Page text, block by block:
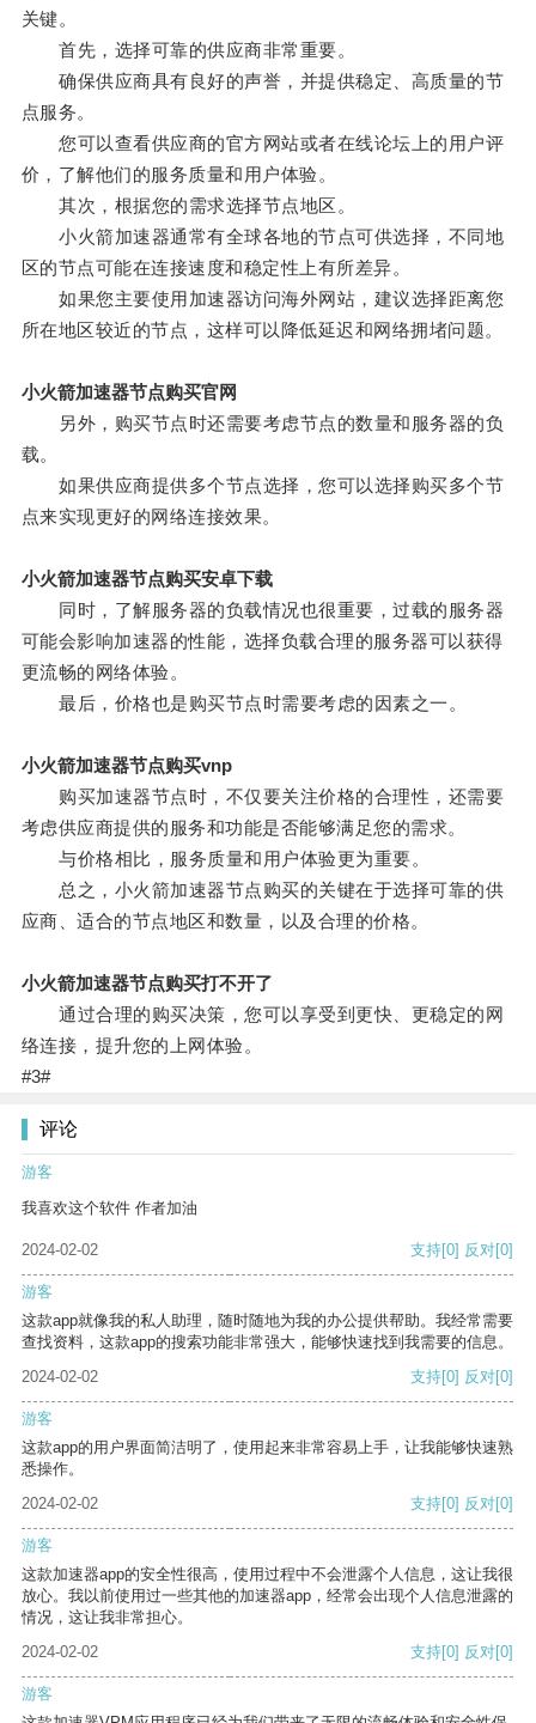
关键。
首先，选择可靠的供应商非常重要。
确保供应商具有良好的声誉，并提供稳定、高质量的节
点服务。
您可以查看供应商的官方网站或者在线论坛上的用户评
价，了解他们的服务质量和用户体验。
其次，根据您的需求选择节点地区。
小火箭加速器通常有全球各地的节点可供选择，不同地
区的节点可能在连接速度和稳定性上有所差异。
如果您主要使用加速器访问海外网站，建议选择距离您
所在地区较近的节点，这样可以降低延迟和网络拥堵问题。
小火箭加速器节点购买官网
另外，购买节点时还需要考虑节点的数量和服务器的负
载。
如果供应商提供多个节点选择，您可以选择购买多个节
点来实现更好的网络连接效果。
小火箭加速器节点购买安卓下载
同时，了解服务器的负载情况也很重要，过载的服务器
可能会影响加速器的性能，选择负载合理的服务器可以获得
更流畅的网络体验。
最后，价格也是购买节点时需要考虑的因素之一。
小火箭加速器节点购买vnp
购买加速器节点时，不仅要关注价格的合理性，还需要
考虑供应商提供的服务和功能是否能够满足您的需求。
与价格相比，服务质量和用户体验更为重要。
总之，小火箭加速器节点购买的关键在于选择可靠的供
应商、适合的节点地区和数量，以及合理的价格。
小火箭加速器节点购买打不开了
通过合理的购买决策，您可以享受到更快、更稳定的网
络连接，提升您的上网体验。
#3#
评论
游客
我喜欢这个软件 作者加油
2024-02-02 支持[0] 反对[0]
游客
这款app就像我的私人助理，随时随地为我的办公提供帮助。我经常需要
查找资料，这款app的搜索功能非常强大，能够快速找到我需要的信息。
2024-02-02
支持[0] 反对[0]
游客
这款app的用户界面简洁明了，使用起来非常容易上手，让我能够快速熟
悉操作。
2024-02-02
支持[0] 反对[0]
游客
这款加速器app的安全性很高，使用过程中不会泄露个人信息，这让我很
放心。我以前使用过一些其他的加速器app，经常会出现个人信息泄露的
情况，这让我非常担心。
2024-02-02
支持[0] 反对[0]
游客